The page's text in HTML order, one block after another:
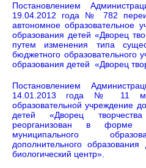
Постановлением
19.04.2012 года № 782
автономное образовательное
образования детей «Дворец
путем изменения типа
бюджетного образовательного
образования детей «Дворец
Постановлением
14.01.2013 года № 11
образовательной учреждение
детей «Дворец
реорганизован в форме
муниципального
дополнительного
биологический центр».